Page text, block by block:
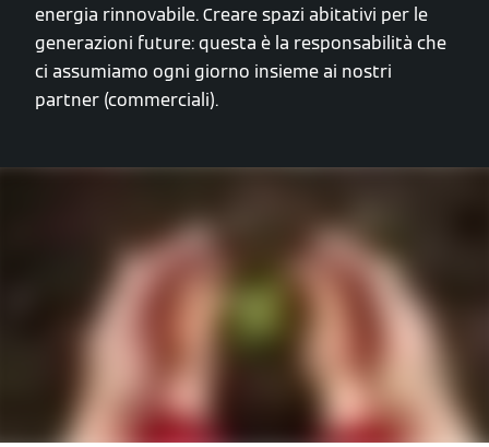
energia rinnovabile. Creare spazi abitativi per le
generazioni future: questa è la responsabilità che
ci assumiamo ogni giorno insieme ai nostri
partner (commerciali).